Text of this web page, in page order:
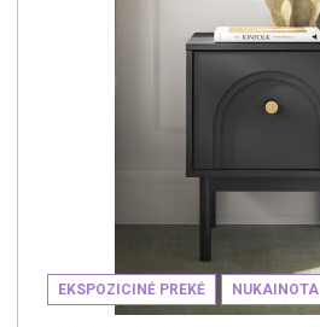
EKSPOZICINĖ PREKĖ NUKAINOTA